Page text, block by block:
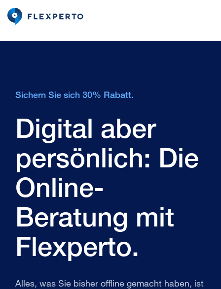
Sichern Sie sich 30% Rabatt.
Digital aber
persönlich: Die
Online-
Beratung mit
Flexperto.
Alles, was Sie bisher offline gemacht haben, ist